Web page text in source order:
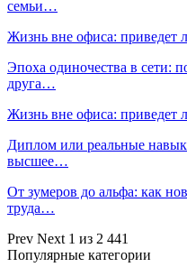
семьи…
Жизнь вне офиса: приведет
Эпоха одиночества в сети:
друга…
Жизнь вне офиса: приведет
Диплом или реальные
высшее…
От зумеров до альфа: как
труда…
Prev Next 1 из 2 441
Популярные категории